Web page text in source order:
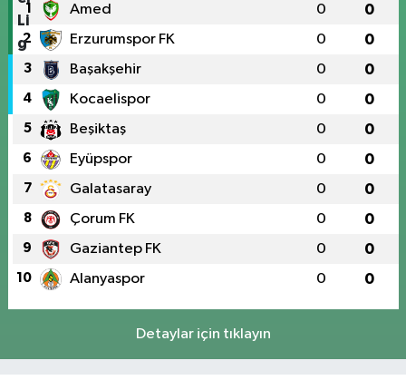
1 Amed 0 0
2 Erzurumspor FK 0 0
3 Başakşehir 0 0
4 Kocaelispor 0 0
5 Beşiktaş 0 0
6 Eyüpspor 0 0
7 Galatasaray 0 0
8 Çorum FK 0 0
9 Gaziantep FK 0 0
10 Alanyaspor 0 0
Detaylar için tıklayın